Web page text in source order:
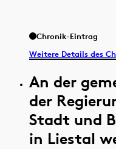
Chronik-Eintrag
Weitere Details des
An der
der
Stadt und
in Liestal